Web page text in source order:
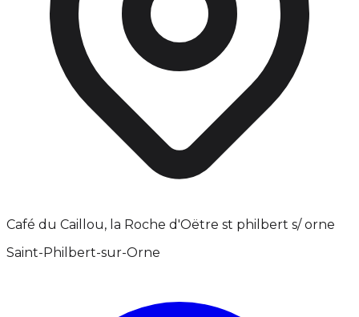
Café du Caillou, la Roche d'Oëtre st philbert s/ orne
Saint-Philbert-sur-Orne